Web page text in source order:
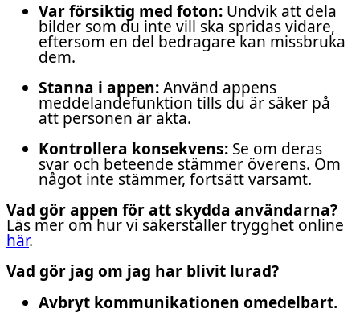
Var försiktig med foton: Undvik att dela
bilder som du inte vill ska spridas vidare,
eftersom en del bedragare kan missbruka
dem.
Stanna i appen:Använd appens
meddelandefunktion tills du är säker på
att personen är äkta.
Kontrollera konsekvens: Se om deras
svar och beteende stämmer överens. Om
något inte stämmer, fortsätt varsamt.
Vad gör appen för att skydda användarna?
Läs mer om hur vi säkerställer trygghet online
här.
Vad gör jag om jag har blivit lurad?
Avbryt kommunikationen omedelbart.